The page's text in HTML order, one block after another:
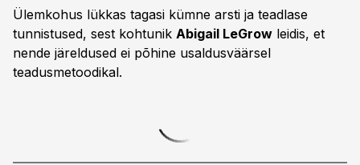
Ülemkohus lükkas tagasi kümne arsti ja teadlase
tunnistused, sest kohtunik Abigail LeGrow leidis, et
nende järeldused ei põhine usaldusväärsel
teadusmetoodikal.